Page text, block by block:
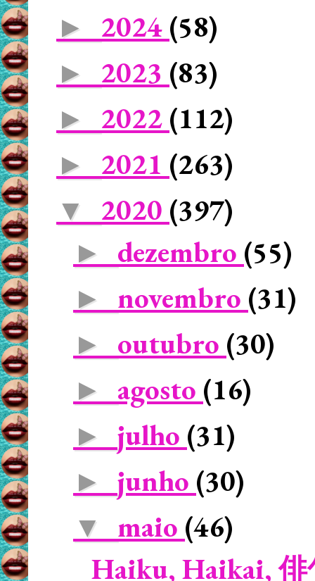
► 2024 (58)
► 2023 (83)
► 2022 (112)
► 2021 (263)
▼ 2020 (397)
► dezembro (55)
► novembro (31)
► outubro (30)
► agosto (16)
► julho (31)
► junho (30)
▼ maio (46)
Haiku, Haikai,